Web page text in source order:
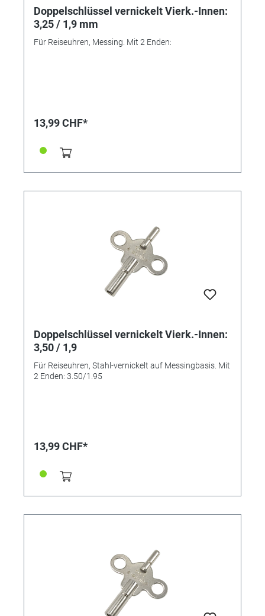
Doppelschlüssel vernickelt Vierk.-Innen:
3,25 / 1,9 mm
Für Reiseuhren, Messing. Mit 2 Enden:
13,99 CHF*
Doppelschlüssel vernickelt Vierk.-Innen:
3,50 / 1,9
Für Reiseuhren, Stahl-vernickelt auf Messingbasis. Mit
2 Enden: 3.50/1.95
13,99 CHF*